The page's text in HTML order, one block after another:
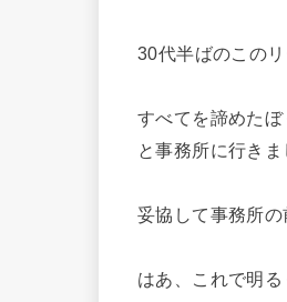
30代半ばのこの
すべてを諦めた
と事務所に行き
妥協して事務所
はあ、これで明る